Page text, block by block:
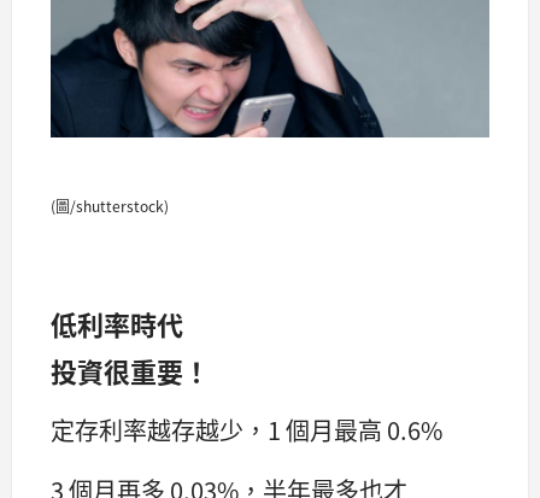
(圖/shutterstock)
低利率時代
投資很重要！
定存利率越存越少，1 個月最高 0.6%
3 個月再多 0.03%，半年最多也才